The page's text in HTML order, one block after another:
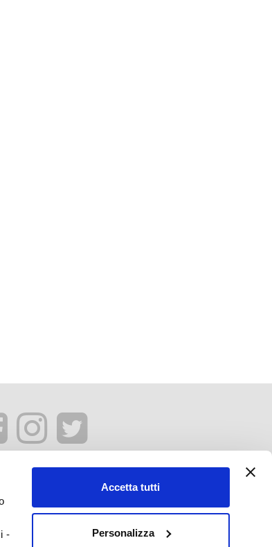
-
Accetta tutti
Personalizza